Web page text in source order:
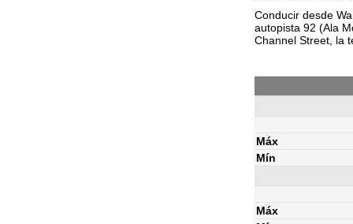
Conducir desde
autopista 92 (Ala
Channel Street, la
Máx
Mín
Máx